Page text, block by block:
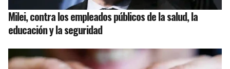
Milei, contra los empleados públicos de la salud, la
educación y la seguridad